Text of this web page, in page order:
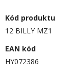
Kód produktu
12 BILLY MZ1
EAN kód
HY072386